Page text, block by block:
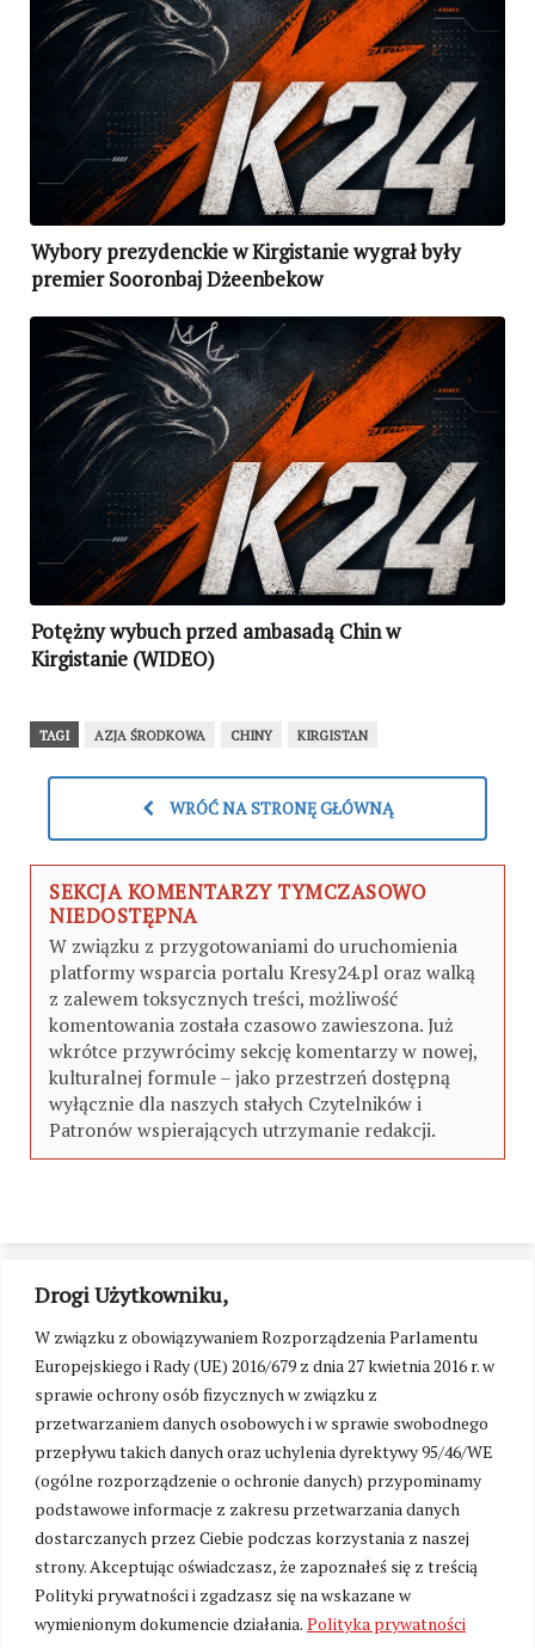
Drogi Użytkowniku,
W związku z obowiązywaniem Rozporządzenia Parlamentu
Europejskiego i Rady (UE) 2016/679 z dnia 27 kwietnia 2016 r. w
sprawie ochrony osób fizycznych w związku z
przetwarzaniem danych osobowych i w sprawie swobodnego
przepływu takich danych oraz uchylenia dyrektywy 95/46/WE
(ogólne rozporządzenie o ochronie danych) przypominamy
podstawowe informacje z zakresu przetwarzania danych
dostarczanych przez Ciebie podczas korzystania z naszej
strony. Akceptując oświadczasz, że zapoznałeś się z treścią
Polityki prywatności i zgadzasz się na wskazane w
wymienionym dokumencie działania. Polityka prywatności
Wybory prezydenckie w Kirgistanie wygrał były
premier Sooronbaj Dżeenbekow
Potężny wybuch przed ambasadą Chin w
Kirgistanie (WIDEO)
TAGI AZJA ŚRODKOWA CHINY KIRGISTAN
WRÓĆ NA STRONĘ GŁÓWNĄ
SEKCJA KOMENTARZY TYMCZASOWO
NIEDOSTĘPNA
W związku z przygotowaniami do uruchomienia
platformy wsparcia portalu Kresy24.pl oraz walką
z zalewem toksycznych treści, możliwość
komentowania została czasowo zawieszona. Już
wkrótce przywrócimy sekcję komentarzy w nowej,
kulturalnej formule – jako przestrzeń dostępną
wyłącznie dla naszych stałych Czytelników i
Patronów wspierających utrzymanie redakcji.
Zmień ustawienia cookies